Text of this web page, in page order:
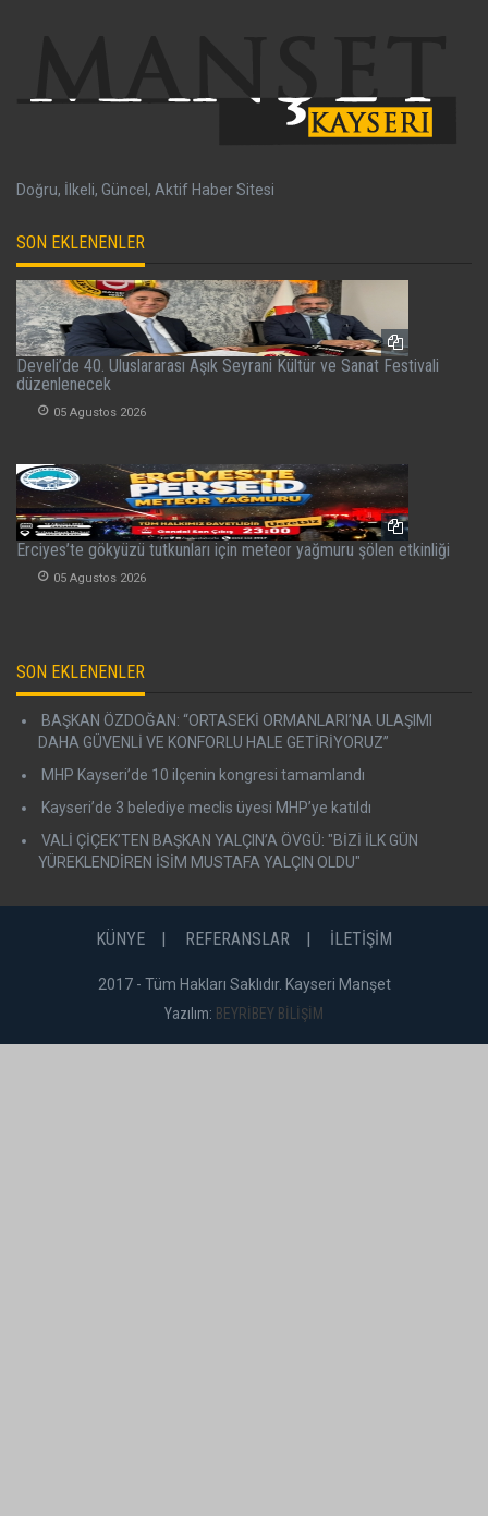
Doğru, İlkeli, Güncel, Aktif Haber Sitesi
SON EKLENENLER
Develi’de 40. Uluslararası Aşık Seyrani Kültür ve Sanat Festivali
düzenlenecek
05 Agustos 2026
Erciyes’te gökyüzü tutkunları için meteor yağmuru şölen etkinliği
05 Agustos 2026
SON EKLENENLER
BAŞKAN ÖZDOĞAN: “ORTASEKİ ORMANLARI’NA ULAŞIMI
DAHA GÜVENLİ VE KONFORLU HALE GETİRİYORUZ”
MHP Kayseri’de 10 ilçenin kongresi tamamlandı
Kayseri’de 3 belediye meclis üyesi MHP’ye katıldı
VALİ ÇİÇEK’TEN BAŞKAN YALÇIN’A ÖVGÜ: "BİZİ İLK GÜN
YÜREKLENDİREN İSİM MUSTAFA YALÇIN OLDU"
KÜNYE REFERANSLAR İLETİŞİM
2017 - Tüm Hakları Saklıdır. Kayseri Manşet
Yazılım: BEYRİBEY BİLİŞİM